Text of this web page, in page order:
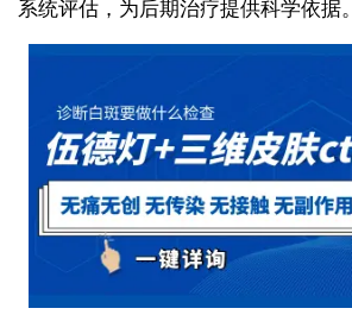
系统评估，为后期治疗提供科学依据。